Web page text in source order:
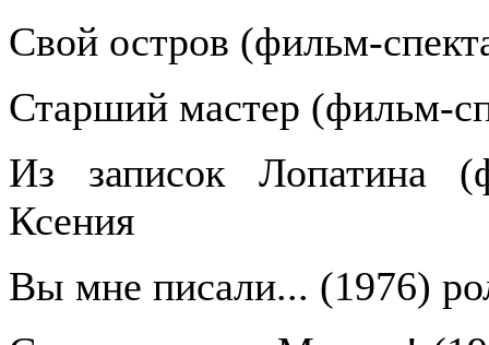
Свой остров (фильм-
Старший мастер (фильм-
Из записок Лопатина
Ксения
Вы мне писали... (1976)